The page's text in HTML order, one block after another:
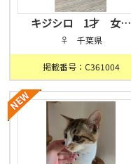
キジシロ 1才 女…
♀ 千葉県
掲載番号：C361004